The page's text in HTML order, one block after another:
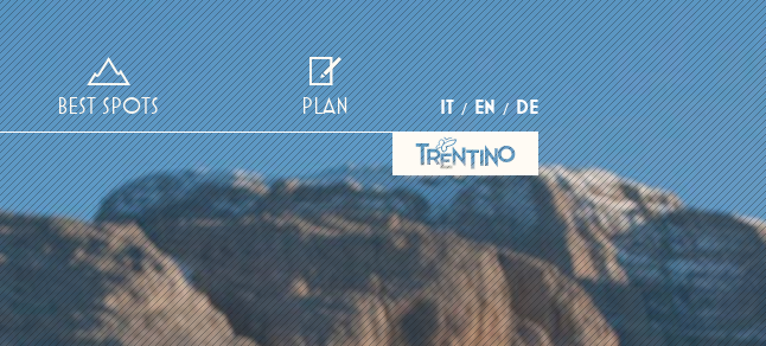
IT EN DE
BEST SPOTS PLAN